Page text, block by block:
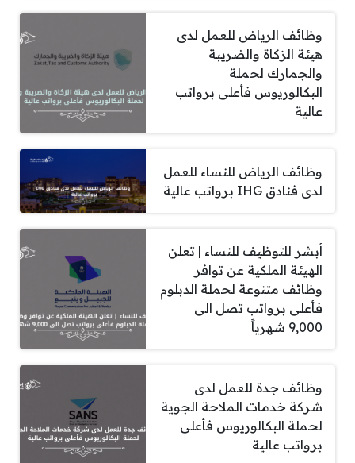
وظائف الرياض للعمل لدى
هيئة الزكاة والضريبة
والجمارك لحملة
البكالوريوس فأعلى برواتب
عالية
وظائف الرياض للنساء للعمل
لدى فنادق IHG برواتب عالية
أبشر للتوظيف للنساء | تعلن
الهيئة الملكية عن توافر
وظائف متنوعة لحملة الدبلوم
فأعلى برواتب تصل الى
9,000 شهرياً
وظائف جدة للعمل لدى
شركة خدمات الملاحة الجوية
لحملة البكالوريوس فأعلى
برواتب عالية